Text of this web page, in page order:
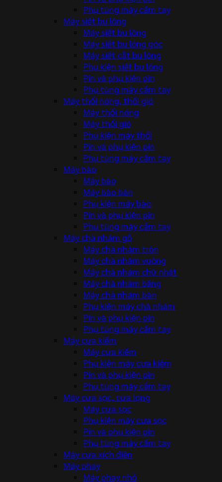
Phụ tùng máy cầm tay
Máy siết bu lông
Máy siết bu lông
Máy siết bu lông góc
Máy siết cắt bu lông
Phụ kiện siết bu lông
Pin và phụ kiện pin
Phụ tùng máy cầm tay
Máy thổi nóng, thổi gió
Máy thổi nóng
Máy thổi gió
Phụ kiện máy thổi
Pin và phụ kiện pin
Phụ tùng máy cầm tay
Máy bào
Máy bào
Máy bào bàn
Phụ kiện máy bào
Pin và phụ kiện pin
Phụ tùng máy cầm tay
Máy chà nhám gỗ
Máy chà nhám tròn
Máy chà nhám vuông
Máy chà nhám chữ nhật
Máy chà nhám băng
Máy chà nhám bàn
Phụ kiện máy chà nhám
Pin và phụ kiện pin
Phụ tùng máy cầm tay
Máy cưa kiếm
Máy cưa kiếm
Phụ kiện máy cưa kiếm
Pin và phụ kiện pin
Phụ tùng máy cầm tay
Máy cưa sọc, cưa lọng
Máy cưa sọc
Phụ kiện máy cưa sọc
Pin và phụ kiện pin
Phụ tùng máy cầm tay
Máy cưa xích điện
Máy phay
Máy phay nhỏ